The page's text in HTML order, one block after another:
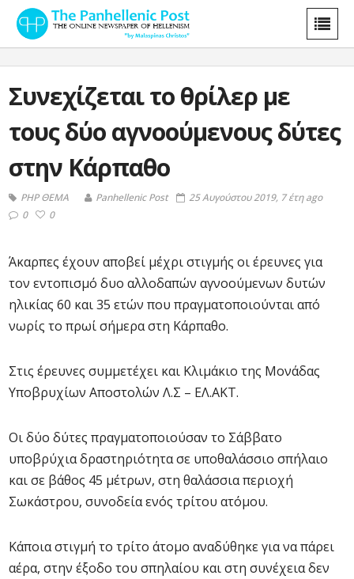
Συνεχίζεται το θρίλερ με
τους δύο αγνοούμενους δύτες
στην Κάρπαθο
PHP ΘΕΜΑ Panhellenic Post
25 Αυγούστου 2019, 7 έτη ago
0
0
Άκαρπες έχουν αποβεί μέχρι στιγμής οι έρευνες για
τον εντοπισμό δυο αλλοδαπών αγνοούμενων δυτών
ηλικίας 60 και 35 ετών που πραγματοποιούνται από
νωρίς το πρωί σήμερα στη Κάρπαθο.
Στις έρευνες συμμετέχει και Κλιμάκιο της Μονάδας
Υποβρυχίων Αποστολών Λ.Σ – ΕΛ.ΑΚΤ.
Οι δύο δύτες πραγματοποιούσαν το Σάββατο
υποβρύχια δραστηριότητα σε υποθαλάσσιο σπήλαιο
και σε βάθος 45 μέτρων, στη θαλάσσια περιοχή
Σωκάστρου, συνοδεία ενός τρίτου ατόμου.
Κάποια στιγμή το τρίτο άτομο αναδύθηκε για να πάρει
αέρα, στην έξοδο του σπηλαίου και στη συνέχεια δεν